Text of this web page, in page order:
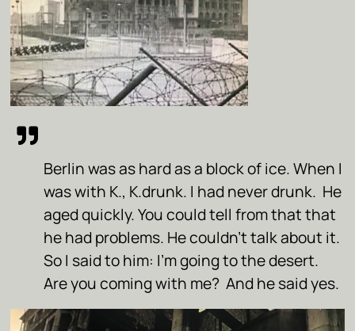
Berlin was as hard as a block of ice. When I
was with K., K.drunk. I had never drunk. He
aged quickly. You could tell from that that
he had problems. He couldn’t talk about it.
So I said to him: I’m going to the desert.
Are you coming with me? And he said yes.